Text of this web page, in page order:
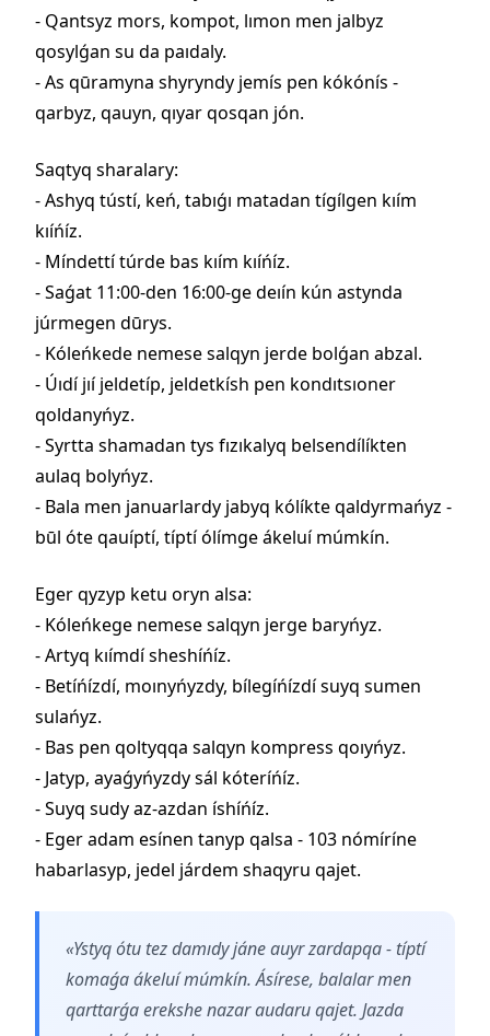
- Qantsyz mors, kompot, lımon men jalbyz
qosylǵan su da paıdaly.
- As qūramyna shyryndy jemís pen kókónís -
qarbyz, qauyn, qıyar qosqan jón.
Saqtyq sharalary:
- Ashyq tústí, keń, tabıǵı matadan tígílgen kıím
kıíńíz.
- Míndettí túrde bas kıím kıíńíz.
- Saǵat 11:00-den 16:00-ge deıín kún astynda
júrmegen dūrys.
- Kóleńkede nemese salqyn jerde bolǵan abzal.
- Úıdí jıí jeldetíp, jeldetkísh pen kondıtsıoner
qoldanyńyz.
- Syrtta shamadan tys fızıkalyq belsendílíkten
aulaq bolyńyz.
- Bala men januarlardy jabyq kólíkte qaldyrmańyz -
būl óte qauíptí, típtí ólímge ákeluí múmkín.
Eger qyzyp ketu oryn alsa:
- Kóleńkege nemese salqyn jerge baryńyz.
- Artyq kıímdí sheshíńíz.
- Betíńízdí, moınyńyzdy, bílegíńízdí suyq sumen
sulańyz.
- Bas pen qoltyqqa salqyn kompress qoıyńyz.
- Jatyp, ayaǵyńyzdy sál kóteríńíz.
- Suyq sudy az-azdan íshíńíz.
- Eger adam esínen tanyp qalsa - 103 nómíríne
habarlasyp, jedel járdem shaqyru qajet.
«Ystyq ótu tez damıdy jáne auyr zardapqa - típtí
komaǵa ákeluí múmkín. Ásírese, balalar men
qarttarǵa erekshe nazar audaru qajet. Jazda